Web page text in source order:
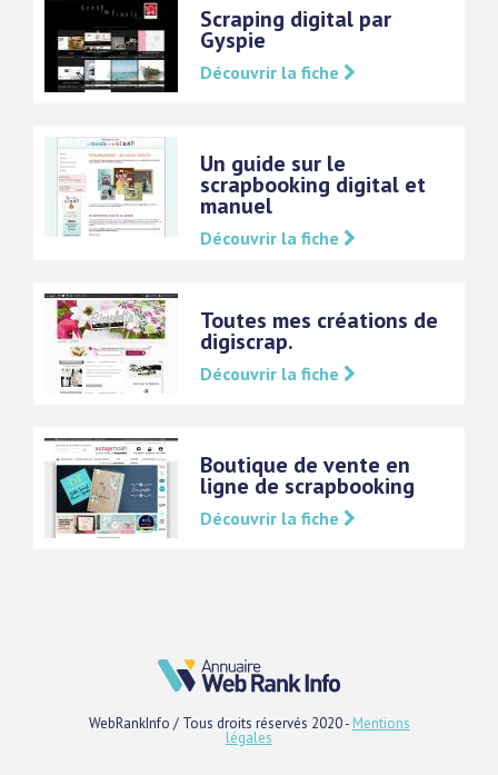
Scraping digital par
Gyspie
Découvrir la fiche
Un guide sur le
scrapbooking digital et
manuel
Découvrir la fiche
Toutes mes créations de
digiscrap.
Découvrir la fiche
Boutique de vente en
ligne de scrapbooking
Découvrir la fiche
WebRankInfo / Tous droits réservés 2020 - Mentions
légales